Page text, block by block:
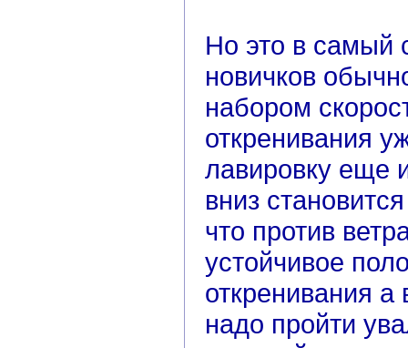
Но это в самый
новичков
набором
откренивания
лавировку еще
вниз
что против
устойчивое
откренивания
надо пройти